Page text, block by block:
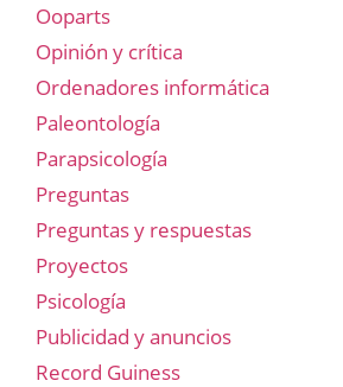
Ooparts
Opinión y crítica
Ordenadores informática
Paleontología
Parapsicología
Preguntas
Preguntas y respuestas
Proyectos
Psicología
Publicidad y anuncios
Record Guiness